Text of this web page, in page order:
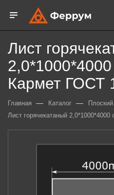
Лист
2,0*1000*4000
Кармет ГОСТ
Главная — Каталог —
Лист горячекатаный